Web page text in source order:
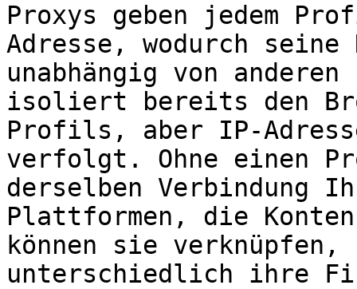
Proxys geben jedem
Adresse, wodurch
unabhängig von
isoliert bereits den
Profils, aber IP-
verfolgt. Ohne einen
derselben Verbindung
Plattformen, die
können sie verknüpfen,
unterschiedlich ihre